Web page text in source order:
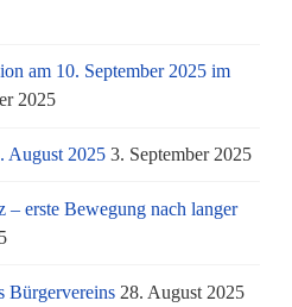
am 10. September 2025 im
2025
August 2025 3. September 2025
erste Bewegung nach langer
Bürgervereins 28. August 2025